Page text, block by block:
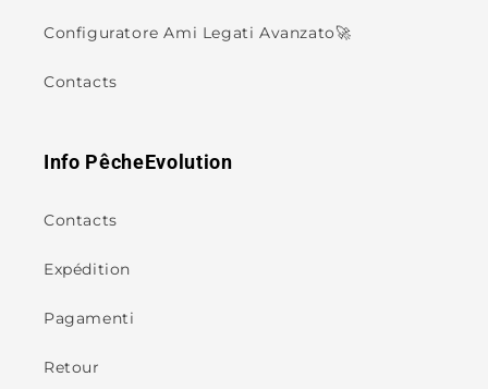
Configuratore Ami Legati Avanzato🚀
Contacts
Info PêcheEvolution
Contacts
Expédition
Pagamenti
Retour